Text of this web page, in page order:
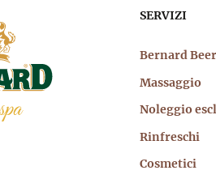
SERVIZI
Bernard
Massaggio
Noleggio
Rinfreschi
Cosmetici